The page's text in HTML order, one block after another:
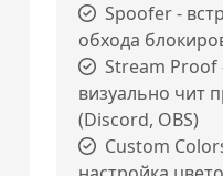
Spoofer -
обхода
Stream Proof
визуально чит
(Discord, OBS)
Custom